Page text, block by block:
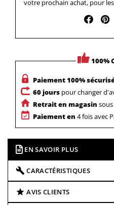
votre prochain achat, pour
100%
Paiement 100%
60 jours pour changer
Retrait en magasin
Paiement en 4 fois avec
EN SAVOIR PLUS
CARACTÉRISTIQUES
AVIS CLIENTS